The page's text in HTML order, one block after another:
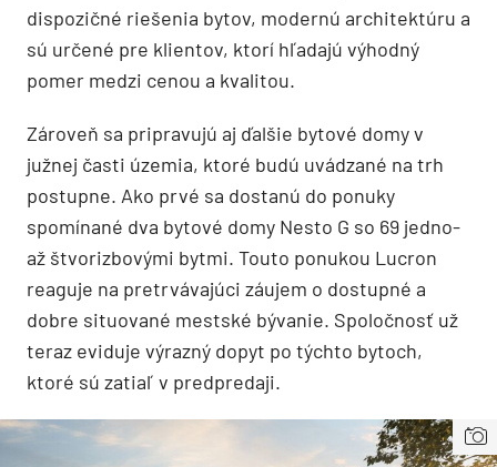
dispozičné riešenia bytov, modernú architektúru a
sú určené pre klientov, ktorí hľadajú výhodný
pomer medzi cenou a kvalitou.
Zároveň sa pripravujú aj ďalšie bytové domy v
južnej časti územia, ktoré budú uvádzané na trh
postupne. Ako prvé sa dostanú do ponuky
spomínané dva bytové domy Nesto G so 69 jedno-
až štvorizbovými bytmi. Touto ponukou Lucron
reaguje na pretrvávajúci záujem o dostupné a
dobre situované mestské bývanie. Spoločnosť už
teraz eviduje výrazný dopyt po týchto bytoch,
ktoré sú zatiaľ v predpredaji.